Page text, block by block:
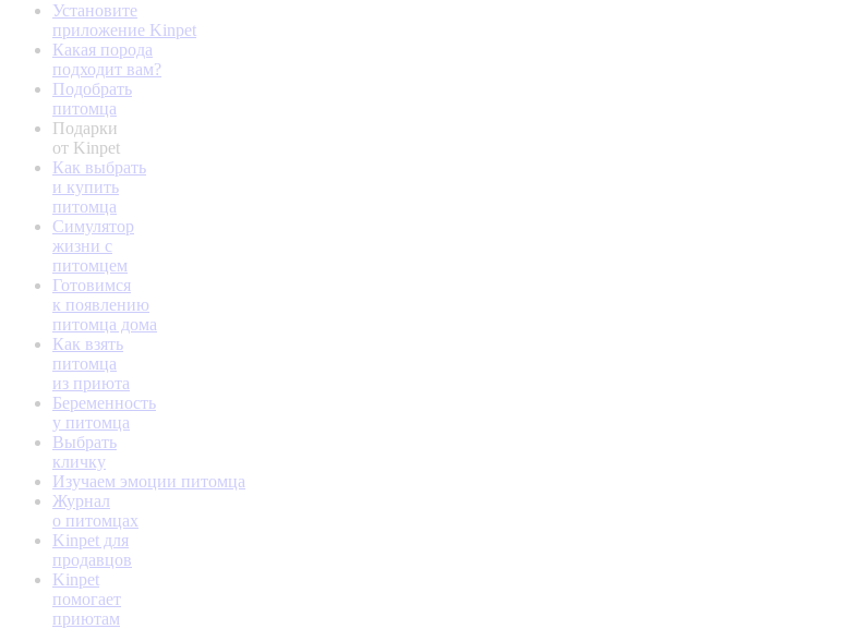
Установите
приложение Kinpet
Какая порода
подходит вам?
Подобрать
питомца
Подарки
от Kinpet
Как выбрать
и купить
питомца
Симулятор
жизни с
питомцем
Готовимся
к появлению
питомца дома
Как взять
питомца
из приюта
Беременность
у питомца
Выбрать
кличку
Изучаем эмоции питомца
Журнал
о питомцах
Kinpet для
продавцов
Kinpet
помогает
приютам